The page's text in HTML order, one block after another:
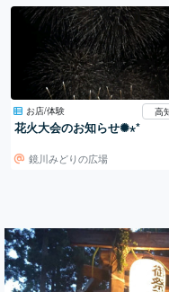
お店/体験 高
花火大会のお知らせ✺⋆*
鏡川みどりの広場